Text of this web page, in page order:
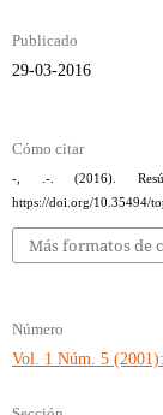
Publicado
29-03-2016
Cómo citar
-, .-. (2016).
https://doi.org/10.35494/
Más formatos de
Número
Vol. 1 Núm. 5